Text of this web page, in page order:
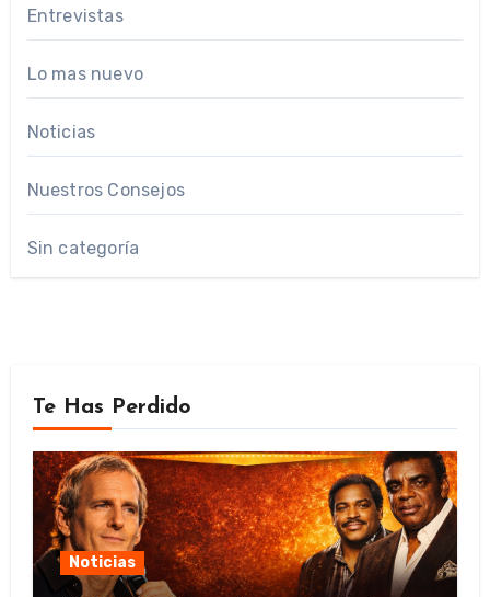
Entrevistas
Lo mas nuevo
Noticias
Nuestros Consejos
Sin categoría
Te Has Perdido
Noticias